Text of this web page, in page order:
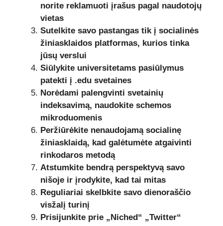
norite reklamuoti įrašus pagal naudotojų
vietas
Sutelkite savo pastangas tik į socialinės
žiniasklaidos platformas, kurios tinka
jūsų verslui
Siūlykite universitetams pasiūlymus
patekti į .edu svetaines
Norėdami palengvinti svetainių
indeksavimą, naudokite schemos
mikroduomenis
Peržiūrėkite nenaudojamą socialinę
žiniasklaidą, kad galėtumėte atgaivinti
rinkodaros metodą
Atstumkite bendrą perspektyvą savo
nišoje ir įrodykite, kad tai mitas
Reguliariai skelbkite savo dienoraščio
visžalį turinį
Prisijunkite prie „Niched“ „Twitter“